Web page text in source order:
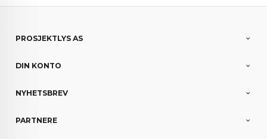
PROSJEKTLYS AS
DIN KONTO
NYHETSBREV
PARTNERE